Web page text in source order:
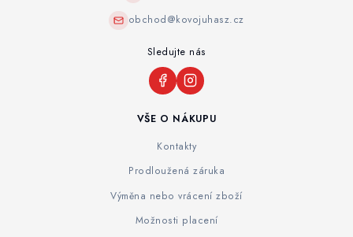
VŠE O NÁKUPU
Kontakty
Prodloužená záruka
Výměna nebo vrácení zboží
Možnosti placení
obchod@kovojuhasz.cz
Sledujte nás